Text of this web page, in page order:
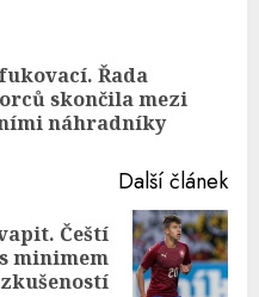
Řada
skončila mezi
náhradníky
Další článek
Čeští
minimem